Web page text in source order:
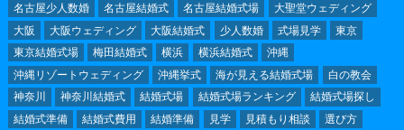
名古屋少人数婚
名古屋結婚式 名古屋結婚式場
大聖堂ウェディング
大阪
大阪ウェディング 大阪結婚式 少人数婚 式場見学
東京
東京結婚式場
梅田結婚式 横浜 横浜結婚式
沖縄
沖縄リゾートウェディング
沖縄挙式 海が見える結婚式場
白の教会
神奈川
神奈川結婚式 結婚式場 結婚式場ランキング
結婚式場探し
結婚式準備
結婚式費用 結婚準備 見学 見積もり相談 選び方